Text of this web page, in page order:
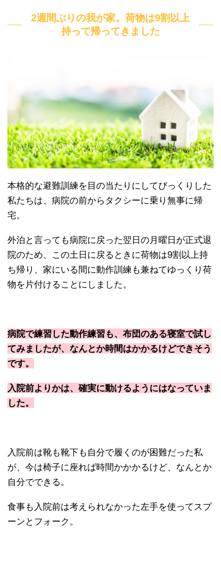
2週間ぶりの我が家。荷物は9割以上
持って帰ってきました
本格的な避難訓練を目の当たりにしてびっくりした
私たちは、病院の前からタクシーに乗り無事に帰
宅。
外泊と言っても病院に戻った翌日の月曜日が正式退
院のため、この土日に戻るときに荷物は9割以上持
ち帰り、家にいる間に動作訓練も兼ねてゆっくり荷
物を片付けることにしました。
病院で練習した動作練習も、布団のある寝室で試し
てみましたが、なんとか時間はかかるけどできそう
です。
入院前よりかは、確実に動けるようにはなっていま
した。
入院前は靴も靴下も自分で履くのが困難だった私
が、今は椅子に座れば時間かかかるけど、なんとか
自分でできる。
食事も入院前は考えられなかった左手を使ってスプ
ーンとフォーク。